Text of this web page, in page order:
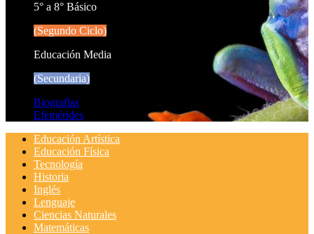
5° a 8° Básico
(Segundo Ciclo)
Educación Media
(Secundaria)
Biografías
Efemérides
Educación Artística
Educación Física
Tecnología
Historia
Inglés
Lenguaje
Ciencias Naturales
Matemáticas